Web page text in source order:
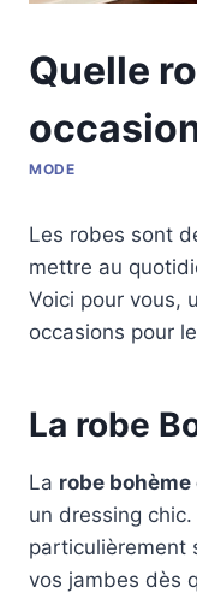
Quelle
MODE
Les robes sont
mettre au
Voici pour vous,
occasions pour
La robe
La robe
un dressing chic.
particulièrement
vos jambes dès